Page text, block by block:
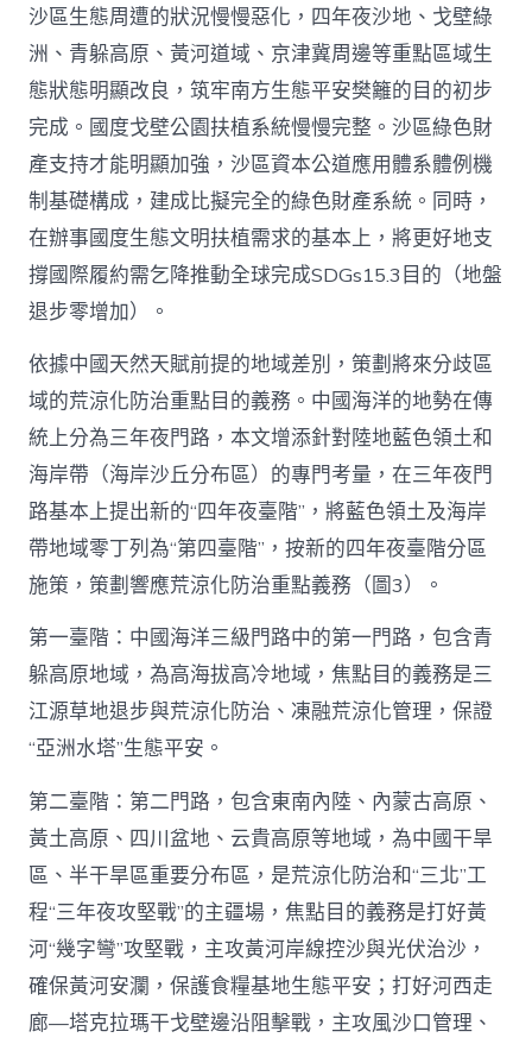
沙區生態周遭的狀況慢慢惡化，四年夜沙地、戈壁綠
洲、青躲高原、黃河道域、京津冀周邊等重點區域生
態狀態明顯改良，筑牢南方生態平安樊籬的目的初步
完成。國度戈壁公園扶植系統慢慢完整。沙區綠色財
產支持才能明顯加強，沙區資本公道應用體系體例機
制基礎構成，建成比擬完全的綠色財產系統。同時，
在辦事國度生態文明扶植需求的基本上，將更好地支
撐國際履約需乞降推動全球完成SDGs15.3目的（地盤
退步零增加）。
依據中國天然天賦前提的地域差別，策劃將來分歧區
域的荒涼化防治重點目的義務。中國海洋的地勢在傳
統上分為三年夜門路，本文增添針對陸地藍色領土和
海岸帶（海岸沙丘分布區）的專門考量，在三年夜門
路基本上提出新的“四年夜臺階”，將藍色領土及海岸
帶地域零丁列為“第四臺階”，按新的四年夜臺階分區
施策，策劃響應荒涼化防治重點義務（圖3）。
第一臺階：中國海洋三級門路中的第一門路，包含青
躲高原地域，為高海拔高冷地域，焦點目的義務是三
江源草地退步與荒涼化防治、凍融荒涼化管理，保證
“亞洲水塔”生態平安。
第二臺階：第二門路，包含東南內陸、內蒙古高原、
黃土高原、四川盆地、云貴高原等地域，為中國干旱
區、半干旱區重要分布區，是荒涼化防治和“三北”工
程“三年夜攻堅戰”的主疆場，焦點目的義務是打好黃
河“幾字彎”攻堅戰，主攻黃河岸線控沙與光伏治沙，
確保黃河安瀾，保護食糧基地生態平安；打好河西走
廊—塔克拉瑪干戈壁邊沿阻擊戰，主攻風沙口管理、